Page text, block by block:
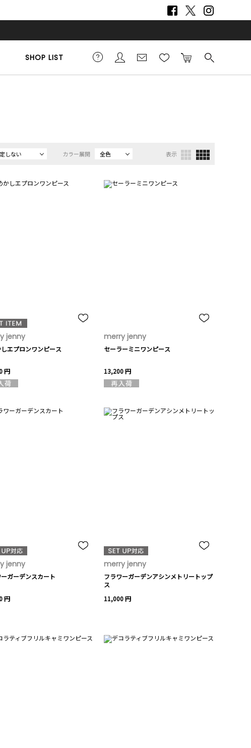
SHOP LIST
しない カラー展開 全色 表示
jenny
エプロンワンピース
円
merry jenny
セーラーミニワンピース
13,200 円
jenny
ガーデンスカート
円
merry jenny
フラワーガーデンアシンメトリートップ
ス
11,000 円